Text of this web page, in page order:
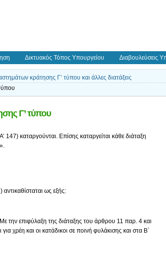
Δικτυακός Τόπος Υπουργείου Διαβουλεύσεις
κράτησης Γ’ τύπου και άλλες διατάξεις
Γ’ τύπου
καταργούνται. Επίσης καταργείται κάθε διάταξη
ως εξής:
την επιφύλαξη της διάταξης του άρθρου 11 παρ. 4 και
χρέη και οι κατάδικοι σε ποινή φυλάκισης και στα Β`